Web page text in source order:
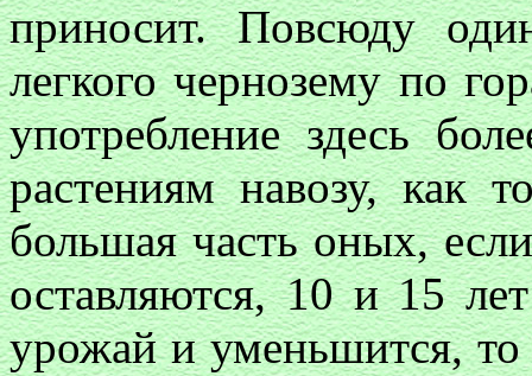
приносит. Повсюду
легкого чернозему по
употребление здесь
растениям навозу, как
большая часть оных,
оставляются, 10 и 15
урожай и уменьшится,